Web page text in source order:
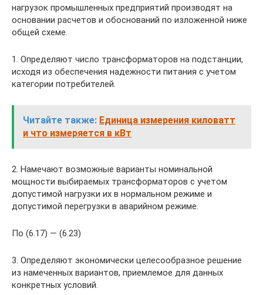
нагрузок промышленных предприятий произво­дят на
основании расчетов и обоснований по изложенной ниже
общей схеме.
1. Определяют число трансформаторов на подстанции,
исходя из обеспечения надежности питания с учетом
категории потребителей.
Читайте также: Единица измерения киловатт
и что измеряется в кВт
2. Намечают возможные варианты номинальной
мощности выбираемых трансформаторов с учетом
допустимой нагрузки их в нормальном режиме и
допустимой перегрузки в аварийном режиме.
По (6.17) — (6.23)
3. Определяют экономически целесообразное решение
из намеченных вариантов, приемлемое для данных
конкретных условий.